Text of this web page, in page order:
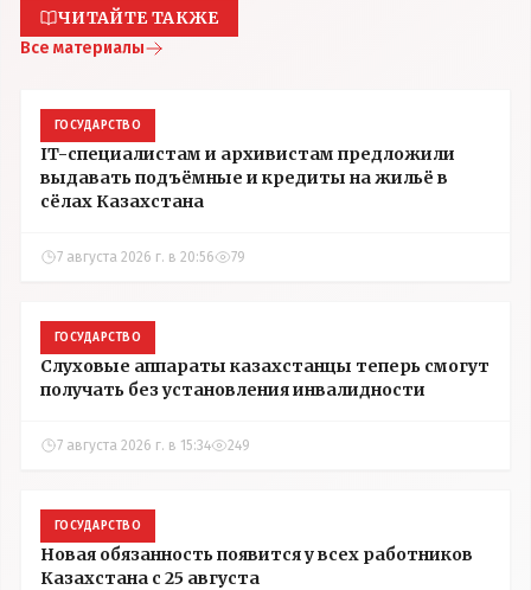
ЧИТАЙТЕ ТАКЖЕ
Все материалы
ГОСУДАРСТВО
IT-специалистам и архивистам предложили
выдавать подъёмные и кредиты на жильё в
сёлах Казахстана
7 августа 2026 г. в 20:56 79
ГОСУДАРСТВО
Слуховые аппараты казахстанцы теперь смогут
получать без установления инвалидности
7 августа 2026 г. в 15:34 249
ГОСУДАРСТВО
Новая обязанность появится у всех работников
Казахстана с 25 августа